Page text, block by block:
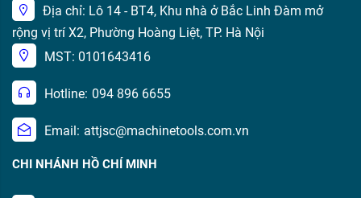
Địa chỉ: Lô 14 - BT4, Khu nhà ở Bắc Linh Đàm mở
rộng vị trí X2, Phường Hoàng Liệt, TP. Hà Nội
MST: 0101643416
Hotline: 094 896 6655
Email: attjsc@machinetools.com.vn
CHI NHÁNH HỒ CHÍ MINH